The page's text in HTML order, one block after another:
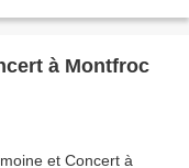
à Montfroc